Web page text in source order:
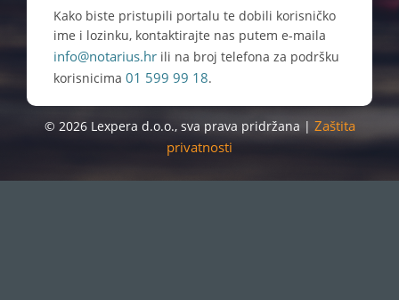
Kako biste pristupili portalu te dobili korisničko
ime i lozinku, kontaktirajte nas putem e-maila
info@notarius.hr ili na broj telefona za podršku
korisnicima 01 599 99 18.
© 2026 Lexpera d.o.o., sva prava pridržana | Zaštita
privatnosti